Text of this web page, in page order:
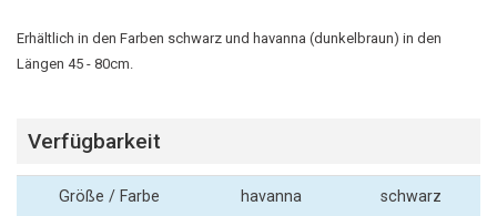
Erhältlich in den Farben schwarz und havanna (dunkelbraun) in den
Längen 45 - 80cm.
Verfügbarkeit
Größe / Farbe havanna schwarz